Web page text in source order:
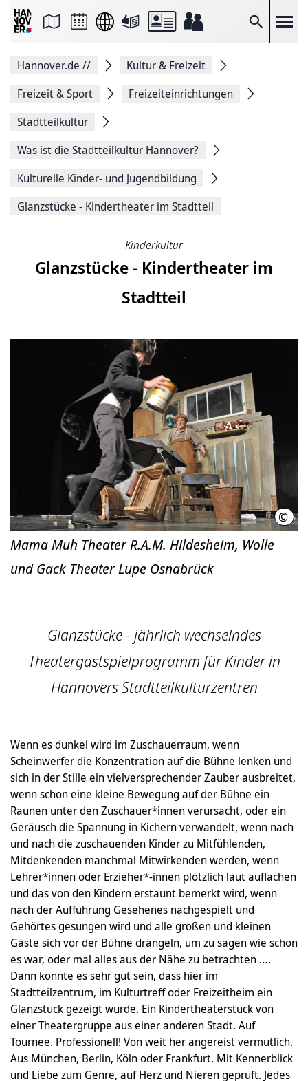
Suche
Seite
Facebook
teilen
Seitenlink
Seite
Hannover.de //
Kultur & Freizeit
Freizeit & Sport
Freizeiteinrichtungen
Stadtteilkultur
Was ist die Stadtteilkultur Hannover?
Kulturelle Kinder- und Jugendbildung
Glanzstücke - Kindertheater im Stadtteil
Kinderkultur
Glanzstücke - Kindertheater im
Stadtteil
©
Mama Muh Theater R.A.M. Hildesheim, Wolle
und Gack Theater Lupe Osnabrück
Glanzstücke - jährlich wechselndes
Theatergastspielprogramm für Kinder in
Hannovers Stadtteilkulturzentren
Wenn es dunkel wird im Zuschauerraum, wenn
Scheinwerfer die Konzentration auf die Bühne lenken und
sich in der Stille ein vielversprechender Zauber ausbreitet,
wenn schon eine kleine Bewegung auf der Bühne ein
Raunen unter den Zuschauer*innen verursacht, oder ein
Geräusch die Spannung in Kichern verwandelt, wenn nach
und nach die zuschauenden Kinder zu Mitfühlenden,
Mitdenkenden manchmal Mitwirkenden werden, wenn
Lehrer*innen oder Erzieher*-innen plötzlich laut auflachen
und das von den Kindern erstaunt bemerkt wird, wenn
nach der Aufführung Gesehenes nachgespielt und
Gehörtes gesungen wird und alle großen und kleinen
Gäste sich vor der Bühne drängeln, um zu sagen wie schön
es war, oder mal alles aus der Nähe zu betrachten ….
Dann könnte es sehr gut sein, dass hier im
Stadtteilzentrum, im Kulturtreff oder Freizeitheim ein
Glanzstück gezeigt wurde. Ein Kindertheaterstück von
einer Theatergruppe aus einer anderen Stadt. Auf
Tournee. Professionell! Von weit her angereist vermutlich.
Aus München, Berlin, Köln oder Frankfurt. Mit Kennerblick
und Liebe zum Genre, auf Herz und Nieren geprüft. Jedes